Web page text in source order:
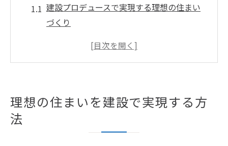
建設プロデュースで実現する理想の住まい
づくり
建設会社選びが住まい成功の鍵となる理由
満足度が高い建設のための相談の進め方
理想の住まいを建設で実現する方
法